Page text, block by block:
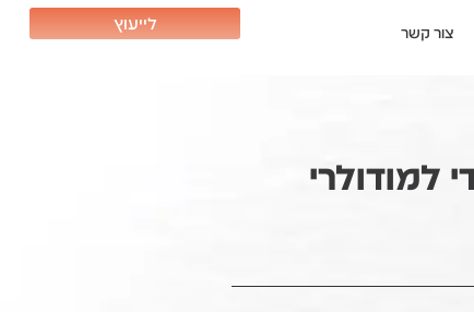
צור קשר לייעוץ
למודולרי